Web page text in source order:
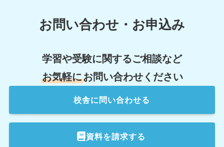
お問い合わせ・お申込み
学習や受験に関するご相談など
お気軽にお問い合わせください
校舎に問い合わせる
資料を請求する